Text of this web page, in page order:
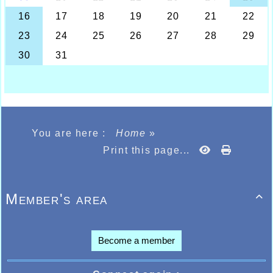
prenant une très belle 4ème place, sans
oublier Clément Laruelle 73ème, Nathan
Qualification également pour Justin Jude sur
la course Elite, Justin devait lui aussi se sentir
très à l’aise sur ce parcours difficile en
opération du tendon, il terminait 47ème,
Aurélien Pinck 60ème, Philippe Lefebvre
Chez les cadettes filles, 6ème place pour
l’équipe avec la qualification individuelle de
61ème, Margaux Fernandes 67ème. Chez les
juniors filles Clara Monnier devait également
prestation aussi pour l’équipe du cross court
avec une belle 37ème place d’Anthony
Puteanus, 51ème pour Soulaiman Oulad
Moussa, 56ème Najib Temouchi, 83ème pour
You are here : Home»
Print this page...

Member's area
Become a member